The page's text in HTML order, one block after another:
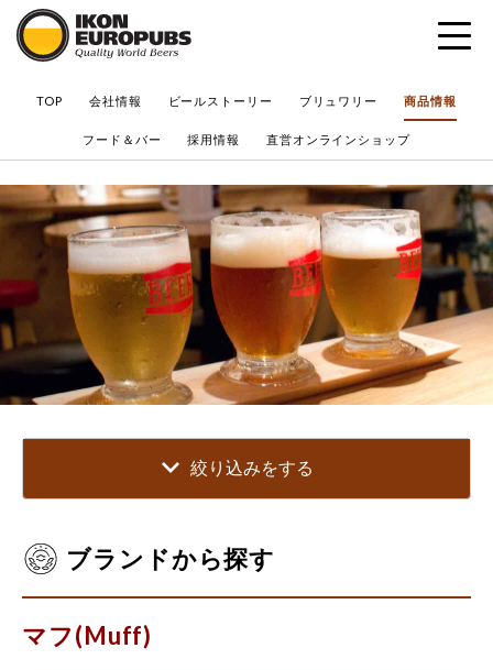
TOP 会社情報 ビールストーリー ブリュワリー 商品情報
フード＆バー 採用情報 直営オンラインショップ
絞り込みをする
ブランドから探す
マフ(Muff)